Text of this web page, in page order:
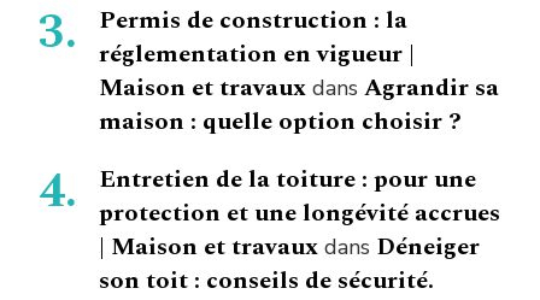
Permis de construction : la
réglementation en vigueur |
Maison et travaux dans Agrandir sa
maison : quelle option choisir ?
Entretien de la toiture : pour une
protection et une longévité accrues
| Maison et travaux dans Déneiger
son toit : conseils de sécurité.